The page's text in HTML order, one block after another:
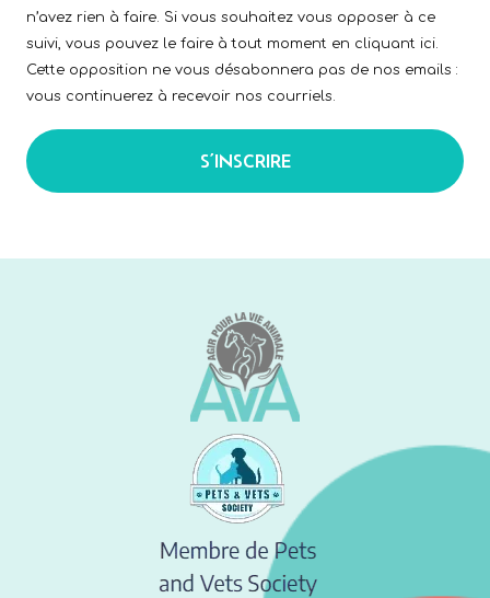
n’avez rien à faire. Si vous souhaitez vous opposer à ce
suivi, vous pouvez le faire à tout moment en cliquant ici.
Cette opposition ne vous désabonnera pas de nos emails :
vous continuerez à recevoir nos courriels.
S’INSCRIRE